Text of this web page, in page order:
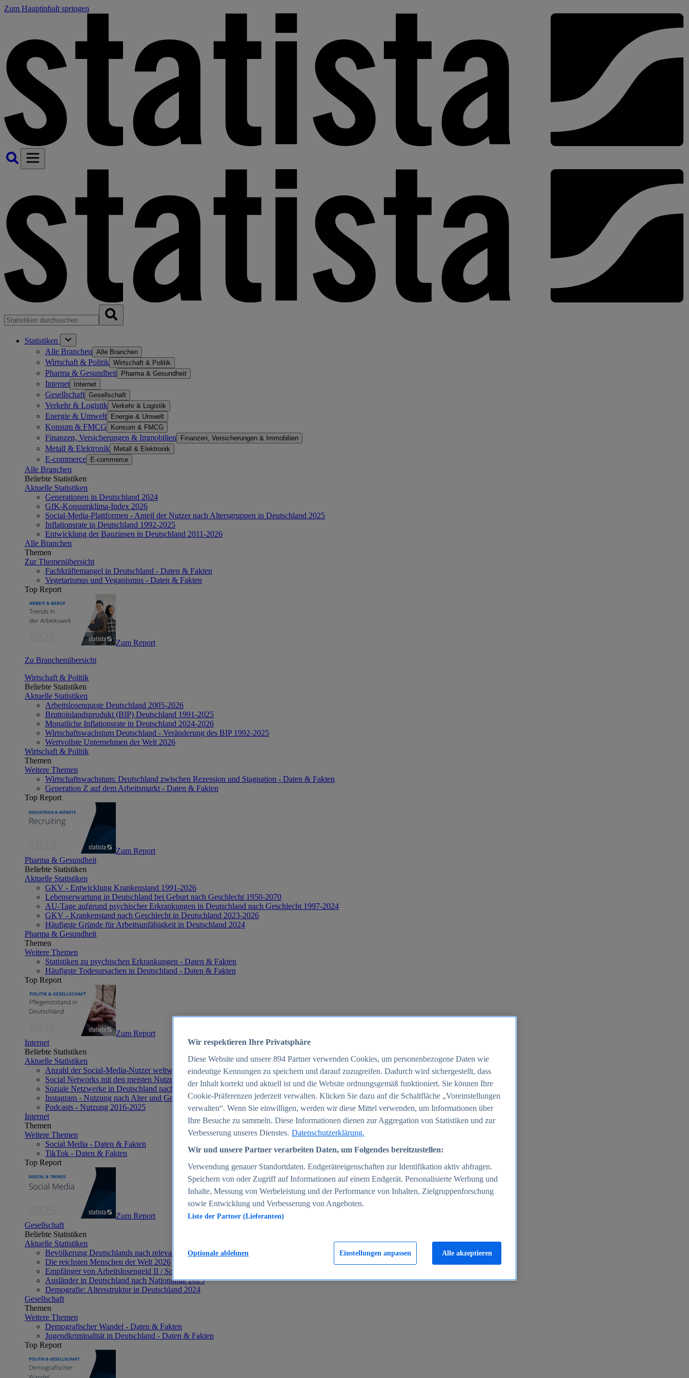
Zum Hauptinhalt springen
Statistiken
Alle Branchen Alle Branchen
Wirtschaft & Politik Wirtschaft & Politik
Pharma & Gesundheit Pharma & Gesundheit
Internet Internet
Gesellschaft Gesellschaft
Verkehr & Logistik Verkehr & Logistik
Energie & Umwelt Energie & Umwelt
Konsum & FMCG Konsum & FMCG
Finanzen, Versicherungen & Immobilien Finanzen, Versicherungen & Immobilien
Metall & Elektronik Metall & Elektronik
E-commerce E-commerce
Alle Branchen
Beliebte Statistiken
Aktuelle Statistiken
Generationen in Deutschland 2024
GfK-Konsumklima-Index 2026
Social-Media-Plattformen - Anteil der Nutzer nach Altersgruppen in Deutschland 2025
Inflationsrate in Deutschland 1992-2025
Entwicklung der Bauzinsen in Deutschland 2011-2026
Alle Branchen
Themen
Zur Themenübersicht
Fachkräftemangel in Deutschland - Daten & Fakten
Vegetarismus und Veganismus - Daten & Fakten
Top Report
Zum Report
Zu Branchenübersicht
Wirtschaft & Politik
Beliebte Statistiken
Aktuelle Statistiken
Arbeitslosenquote Deutschland 2005-2026
Bruttoinlandsprodukt (BIP) Deutschland 1991-2025
Monatliche Inflationsrate in Deutschland 2024-2026
Wirtschaftswachstum Deutschland - Veränderung des BIP 1992-2025
Wertvollste Unternehmen der Welt 2026
Wirtschaft & Politik
Themen
Weitere Themen
Wirtschaftswachstum: Deutschland zwischen Rezession und Stagnation - Daten & Fakten
Generation Z auf dem Arbeitsmarkt - Daten & Fakten
Top Report
Zum Report
Pharma & Gesundheit
Beliebte Statistiken
Aktuelle Statistiken
GKV - Entwicklung Krankenstand 1991-2026
Lebenserwartung in Deutschland bei Geburt nach Geschlecht 1950-2070
AU-Tage aufgrund psychischer Erkrankungen in Deutschland nach Geschlecht 1997-2024
GKV - Krankenstand nach Geschlecht in Deutschland 2023-2026
Häufigste Gründe für Arbeitsunfähigkeit in Deutschland 2024
Pharma & Gesundheit
Themen
Weitere Themen
Statistiken zu psychischen Erkrankungen - Daten & Fakten
Häufigste Todesursachen in Deutschland - Daten & Fakten
Top Report
Zum Report
Internet
Beliebte Statistiken
Aktuelle Statistiken
Anzahl der Social-Media-Nutzer weltweit 2012-2025
Social Networks mit den meisten Nutzern weltweit 2025
Soziale Netzwerke in Deutschland nach Generationen 2025
Instagram - Nutzung nach Alter und Geschlecht in Deutschland 2025
Podcasts - Nutzung 2016-2025
Internet
Themen
Weitere Themen
Social Media - Daten & Fakten
TikTok - Daten & Fakten
Top Report
Zum Report
Gesellschaft
Beliebte Statistiken
Aktuelle Statistiken
Bevölkerung Deutschlands nach relevanten Altersgruppen 2024
Die reichsten Menschen der Welt 2026
Empfänger von Arbeitslosengeld II / Sozialgeld / Bürgergeld in Deutschland 2005-2025
Ausländer in Deutschland nach Nationalität 2025
Demografie: Altersstruktur in Deutschland 2024
Gesellschaft
Themen
Weitere Themen
Demografischer Wandel - Daten & Fakten
Jugendkriminalität in Deutschland - Daten & Fakten
Top Report
Wir respektieren Ihre Privatsphäre
Diese Website und unsere 894 Partner verwenden Cookies, um personenbezogene Daten wie
eindeutige Kennungen zu speichern und darauf zuzugreifen. Dadurch wird sichergestellt, dass
der Inhalt korrekt und aktuell ist und die Website ordnungsgemäß funktioniert. Sie können Ihre
Cookie-Präferenzen jederzeit verwalten. Klicken Sie dazu auf die Schaltfläche „Voreinstellungen
verwalten“. Wenn Sie einwilligen, werden wir diese Mittel verwenden, um Informationen über
Ihre Besuche zu sammeln. Diese Informationen dienen zur Aggregation von Statistiken und zur
Verbesserung unseres Dienstes. Datenschutzerklärung.
Wir und unsere Partner verarbeiten Daten, um Folgendes bereitzustellen:
Verwendung genauer Standortdaten. Endgeräteeigenschaften zur Identifikation aktiv abfragen.
Speichern von oder Zugriff auf Informationen auf einem Endgerät. Personalisierte Werbung und
Inhalte, Messung von Werbeleistung und der Performance von Inhalten, Zielgruppenforschung
sowie Entwicklung und Verbesserung von Angeboten.
Liste der Partner (Lieferanten)
Einstellungen anpassen
Optionale ablehnen Alle akzeptieren